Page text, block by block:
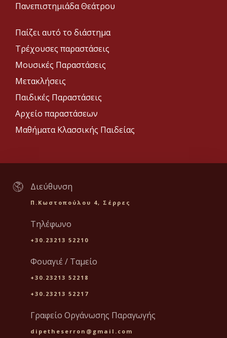
Πανεπιστημιάδα Θεάτρου
Παίζει αυτό το διάστημα
Τρέχουσες παραστάσεις
Μουσικές Παραστάσεις
Μετακλήσεις
Παιδικές Παραστάσεις
Αρχείο παραστάσεων
Μαθήματα Κλασσικής Παιδείας
Διεύθυνση
Π.Κωστοπούλου 4, Σέρρες
Τηλέφωνο
+30.23213 52210
Φουαγιέ / Ταμείο
+30.23213 52218
+30.23213 52217
Γραφείο Οργάνωσης Παραγωγής
dipetheserron@gmail.com